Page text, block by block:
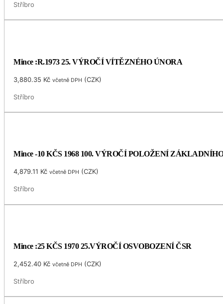
Stříbro
Mince :R.1973 25. VÝROČÍ VÍTĚZNÉHO ÚNORA
3,880.35 Kč včetně DPH (CZK)
Stříbro
Mince -10 KČS 1968 100. VÝROČÍ POLOŽENÍ
4,879.11 Kč včetně DPH (CZK)
Stříbro
Mince :25 KČS 1970 25.VÝROČÍ OSVOBOZENÍ ČSR
2,452.40 Kč včetně DPH (CZK)
Stříbro